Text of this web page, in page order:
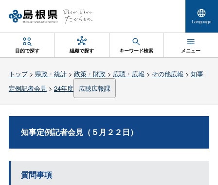
Language
目的で探す 組織で探す キーワード検索 メニュー
トップ> 県政・統計> 政策・財政 > 広聴・広報 > その他広報 > 知事
定例記者会見> 24年度 広聴広報課
知事定例記者会見（５月２２日）
質問事項